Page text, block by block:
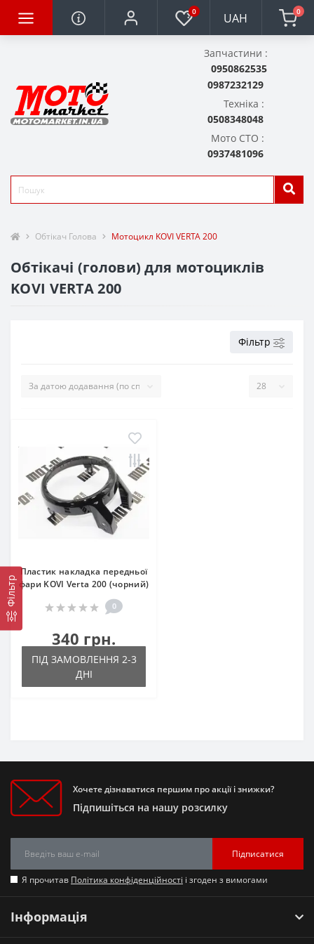
0 UAH 0
Запчастини :
0950862535
0987232129
Техніка :
0508348048
Мото СТО :
0937481096
Обтікач Голова Мотоцикл KOVI VERTA 200
Обтікачі (голови) для мотоциклів
KOVI VERTA 200
Фільтр
Фільтр
Пластик накладка передньої
фари KOVI Verta 200 (чорний)
0
340 грн.
ПІД ЗАМОВЛЕННЯ 2-3
ДНІ
Хочете дізнаватися першим про акції і знижки?
Підпишіться на нашу розсилку
Підписатися
Я прочитав Політика конфіденційності і згоден з вимогами
Інформація